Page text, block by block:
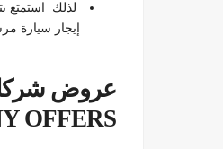
لذلك استمتع
إيجار سيارة
OFFERS